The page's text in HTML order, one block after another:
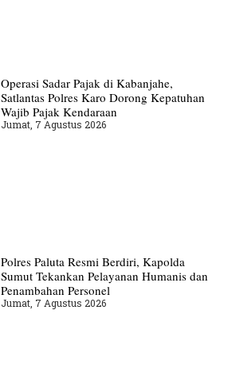
Operasi Sadar Pajak di Kabanjahe,
Satlantas Polres Karo Dorong Kepatuhan
Wajib Pajak Kendaraan
Jumat, 7 Agustus 2026
Polres Paluta Resmi Berdiri, Kapolda
Sumut Tekankan Pelayanan Humanis dan
Penambahan Personel
Jumat, 7 Agustus 2026